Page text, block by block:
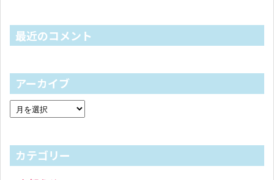
最近のコメント
アーカイブ
カテゴリー